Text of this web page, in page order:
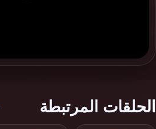
الحلقات المرتبطة